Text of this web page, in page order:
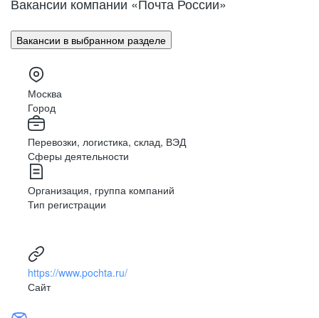
Поволжье
Урал
Сибирь
Дальний Восток
Северный Кавказ
Улан-Удэ
Владивосток
Владимир
Волгоград
Воронеж
Махачкала
Биробиджан
Иваново (Ивановская область)
Израиль
Магас
Казахстан
Калининград
Элиста
Вакансии в выбранном разделе
Москва
Город
Перевозки, логистика, склад, ВЭД
Сферы деятельности
Организация, группа компаний
Тип регистрации
https://www.pochta.ru/
Сайт